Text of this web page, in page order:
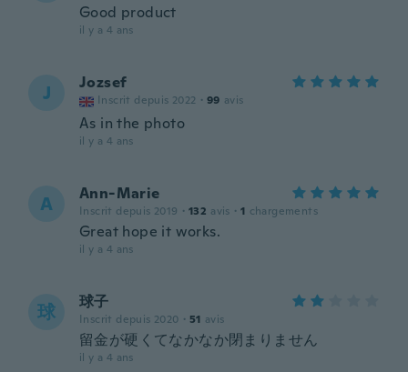
Good product
il y a 4 ans
J Jozsef
Inscrit depuis 2022 · 99 avis
As in the photo
il y a 4 ans
A Ann-Marie
Inscrit depuis 2019 · 132 avis · 1 chargements
Great hope it works.
il y a 4 ans
球 球子
Inscrit depuis 2020 · 51 avis
留金が硬くてなかなか閉まりません
il y a 4 ans